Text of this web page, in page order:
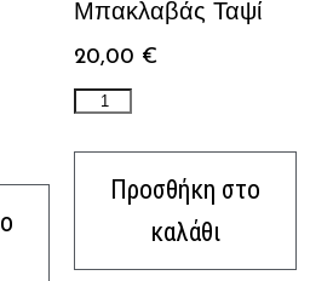
Μπακλαβάς Ταψί
20,00 €
Προσθήκη στο
καλάθι